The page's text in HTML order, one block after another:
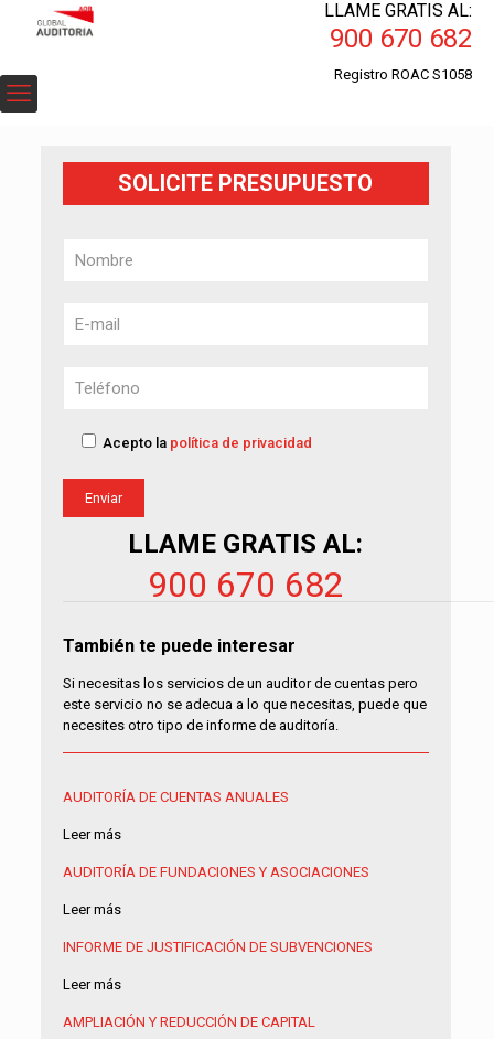
LLAME GRATIS AL:
900 670 682
Registro ROAC S1058
SOLICITE PRESUPUESTO
Acepto la política de privacidad
LLAME GRATIS AL:
900 670 682
También te puede interesar
Si necesitas los servicios de un auditor de cuentas pero
este servicio no se adecua a lo que necesitas, puede que
necesites otro tipo de informe de auditoría.
AUDITORÍA DE CUENTAS ANUALES
Leer más
AUDITORÍA DE FUNDACIONES Y ASOCIACIONES
Leer más
INFORME DE JUSTIFICACIÓN DE SUBVENCIONES
Leer más
AMPLIACIÓN Y REDUCCIÓN DE CAPITAL